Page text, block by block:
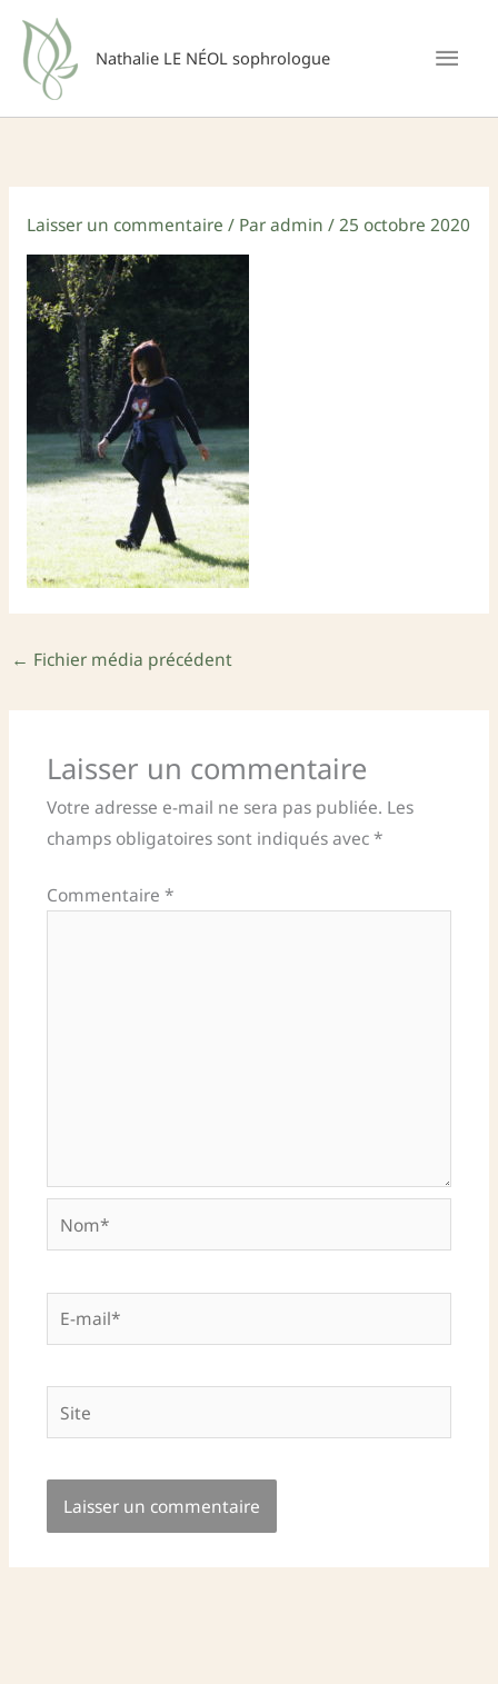
Aller
contenu
Nathalie LE NÉOL sophrologue
Laisser un commentaire / Paradmin /25 octobre 2020
← Fichier média précédent
Laisser un commentaire
Votre adresse e-mail ne sera pas publiée. Les
champs obligatoires sont indiqués avec*
Commentaire *
mail*
Site